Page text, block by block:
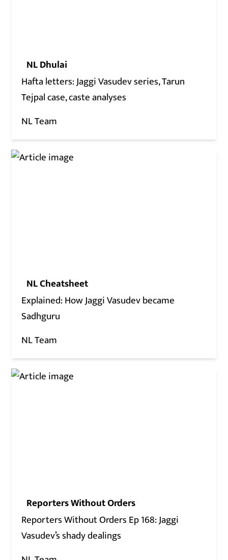
NL Dhulai
Hafta letters: Jaggi Vasudev series, Tarun
Tejpal case, caste analyses
NL Team
NL Cheatsheet
Explained: How Jaggi Vasudev became
Sadhguru
NL Team
Reporters Without Orders
Reporters Without Orders Ep 168: Jaggi
Vasudev’s shady dealings